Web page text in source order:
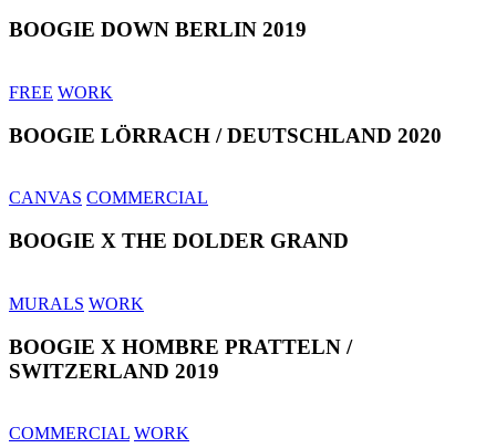
BOOGIE DOWN BERLIN 2019
FREE WORK
BOOGIE LÖRRACH / DEUTSCHLAND 2020
CANVAS COMMERCIAL
BOOGIE X THE DOLDER GRAND
MURALS WORK
BOOGIE X HOMBRE PRATTELN /
SWITZERLAND 2019
COMMERCIAL WORK